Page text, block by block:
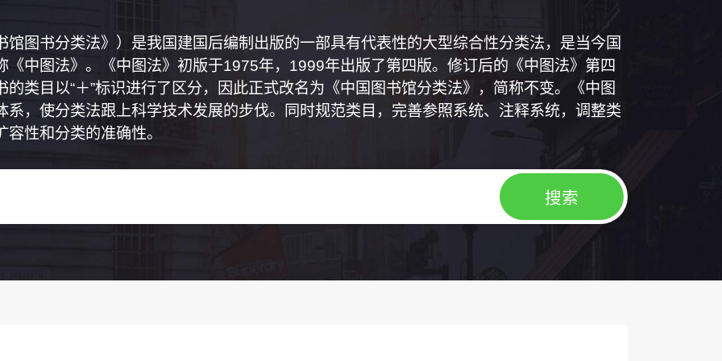
图书分类法》）是我国建国后编制出版的一部具有代表性的大型综合性分类法，是当今国
中图法》。《中图法》初版于1975年，1999年出版了第四版。修订后的《中图法》第四
类目以“＋”标识进行了区分，因此正式改名为《中国图书馆分类法》，简称不变。《中图
，使分类法跟上科学技术发展的步伐。同时规范类目，完善参照系统、注释系统，调整类
性和分类的准确性。